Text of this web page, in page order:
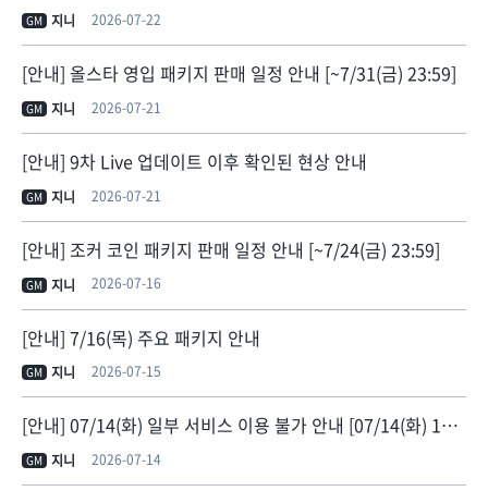
GM 지니 2026-07-22
[안내] 올스타 영입 패키지 판매 일정 안내 [~7/31(금) 23:59]
GM 지니 2026-07-21
[안내] 9차 Live 업데이트 이후 확인된 현상 안내
GM 지니 2026-07-21
[안내] 조커 코인 패키지 판매 일정 안내 [~7/24(금) 23:59]
GM 지니 2026-07-16
[안내] 7/16(목) 주요 패키지 안내
GM 지니 2026-07-15
[안내] 07/14(화) 일부 서비스 이용 불가 안내 [07/14(화) 14:50 정상화]
GM 지니 2026-07-14